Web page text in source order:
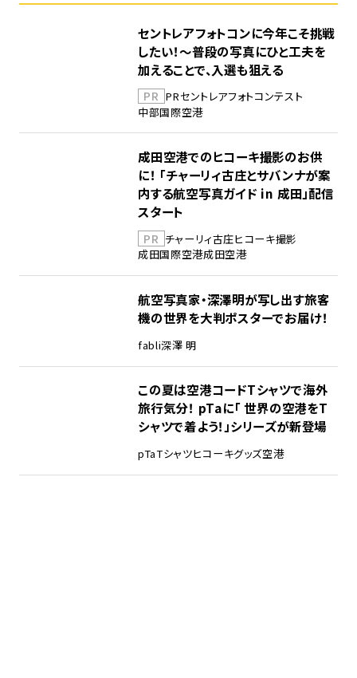
セントレアフォトコンに今年こそ挑戦
したい！～普段の写真にひと工夫を
加えることで、入選も狙える
PR PRセントレアフォトコンテスト
中部国際空港
成田空港でのヒコーキ撮影のお供
に！ 「チャーリィ古庄とサバンナが案
内する航空写真ガイド in 成田」配信
スタート
PR チャーリィ古庄ヒコーキ撮影
成田国際空港成田空港
航空写真家・深澤明が写し出す旅客
機の世界を大判ポスターでお届け！
fabli深澤 明
この夏は空港コードTシャツで海外
旅行気分！ pTaに「 世界の空港をT
シャツで着よう！」シリーズが新登場
pTaTシャツヒコーキグッズ空港